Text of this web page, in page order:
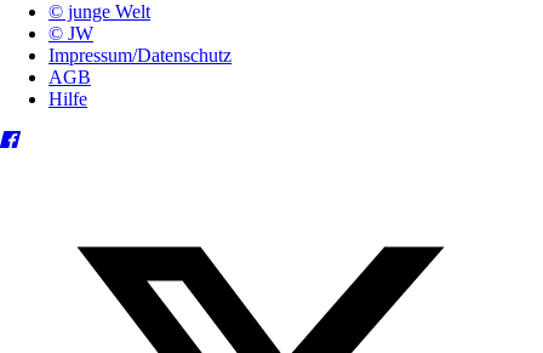
© junge Welt
© JW
Impressum/Datenschutz
AGB
Hilfe